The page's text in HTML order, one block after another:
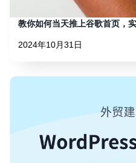
教你如何当天推上谷歌首页，
2024年10月31日